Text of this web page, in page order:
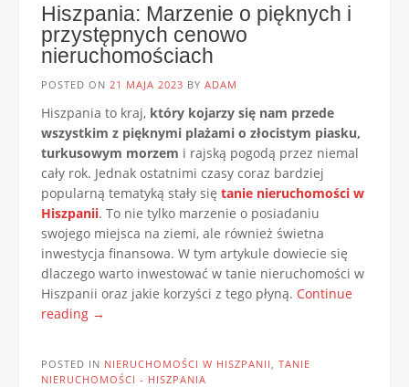
Hiszpania: Marzenie o pięknych i
przystępnych cenowo
nieruchomościach
POSTED ON 21 MAJA 2023 BY ADAM
Hiszpania to kraj, który kojarzy się nam przede
wszystkim z pięknymi plażami o złocistym piasku,
turkusowym morzem i rajską pogodą przez niemal
cały rok. Jednak ostatnimi czasy coraz bardziej
popularną tematyką stały się tanie nieruchomości w
Hiszpanii. To nie tylko marzenie o posiadaniu
swojego miejsca na ziemi, ale również świetna
inwestycja finansowa. W tym artykule dowiecie się
dlaczego warto inwestować w tanie nieruchomości w
Hiszpanii oraz jakie korzyści z tego płyną. Continue
reading „Hiszpania:
pięknych
→
POSTED IN NIERUCHOMOŚCI W HISZPANII
TANIE
NIERUCHOMOŚCI - HISZPANIA